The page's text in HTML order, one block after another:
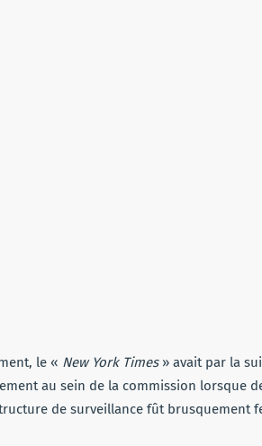
le « New York Times» avait par la
au sein de la commission lorsque
de surveillance fût brusquement